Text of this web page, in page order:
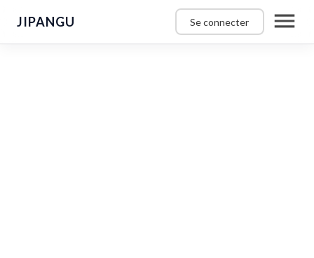
JIPANGU Se connecter